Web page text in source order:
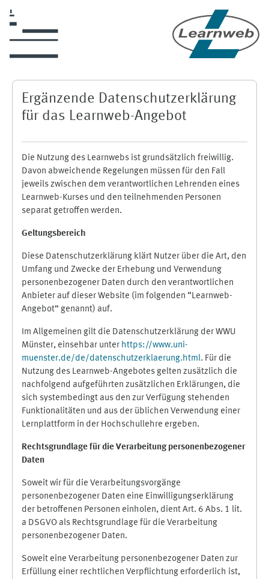
Ergänzende Datenschutzerklärung
für das Learnweb-Angebot
Die Nutzung des Learnwebs ist grundsätzlich freiwillig.
Davon abweichende Regelungen müssen für den Fall
jeweils zwischen dem verantwortlichen Lehrenden eines
Learnweb-Kurses und den teilnehmenden Personen
separat getroffen werden.
Geltungsbereich
Diese Datenschutzerklärung klärt Nutzer über die Art, den
Umfang und Zwecke der Erhebung und Verwendung
personenbezogener Daten durch den verantwortlichen
Anbieter auf dieser Website (im folgenden “Learnweb-
Angebot” genannt) auf.
Im Allgemeinen gilt die Datenschutzerklärung der WWU
Münster, einsehbar unter https://www.uni-
muenster.de/de/datenschutzerklaerung.html. Für die
Nutzung des Learnweb-Angebotes gelten zusätzlich die
nachfolgend aufgeführten zusätzlichen Erklärungen, die
sich systembedingt aus den zur Verfügung stehenden
Funktionalitäten und aus der üblichen Verwendung einer
Lernplattform in der Hochschullehre ergeben.
Rechtsgrundlage für die Verarbeitung personenbezogener
Daten
Soweit wir für die Verarbeitungsvorgänge
personenbezogener Daten eine Einwilligungserklärung
der betroffenen Personen einholen, dient Art. 6 Abs. 1 lit.
a DSGVO als Rechtsgrundlage für die Verarbeitung
personenbezogener Daten.
Soweit eine Verarbeitung personenbezogener Daten zur
Erfüllung einer rechtlichen Verpflichtung erforderlich ist,